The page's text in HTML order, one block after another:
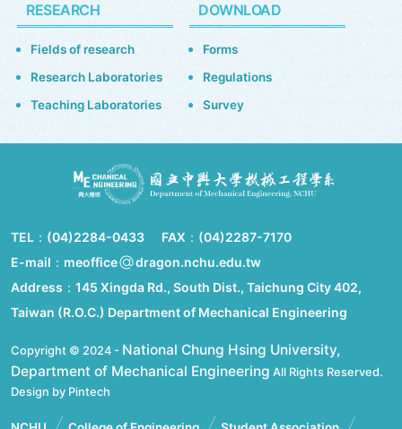
RESEARCH
Fields of research
Research Laboratories
Teaching Laboratories
DOWNLOAD
Forms
Regulations
Survey
TEL： (04)2284-0433 FAX： (04)2287-7170
E-mail：meoffice
dragon.nchu.edu.tw
Address： 145 Xingda Rd., South Dist., Taichung City 402,
Taiwan (R.O.C.) Department of Mechanical Engineering
Copyright © 2024 - National Chung Hsing University,
Department of Mechanical Engineering All Rights Reserved.
Design by Pintech